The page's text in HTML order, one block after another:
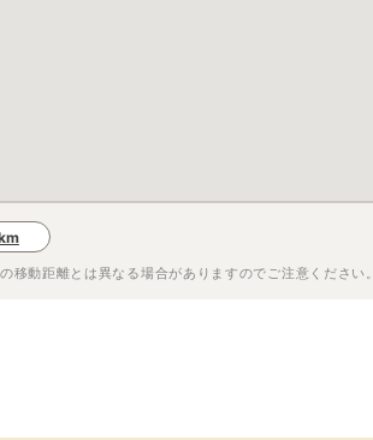
移動距離とは異なる場合がありますのでご注意ください。